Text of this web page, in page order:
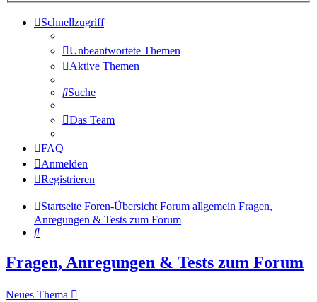
Schnellzugriff
Unbeantwortete Themen
Aktive Themen
Suche
Das Team
FAQ
Anmelden
Registrieren
Startseite Foren-Übersicht Forum allgemein Fragen,
Anregungen & Tests zum Forum
Suche
Fragen, Anregungen & Tests zum Forum
Neues Thema